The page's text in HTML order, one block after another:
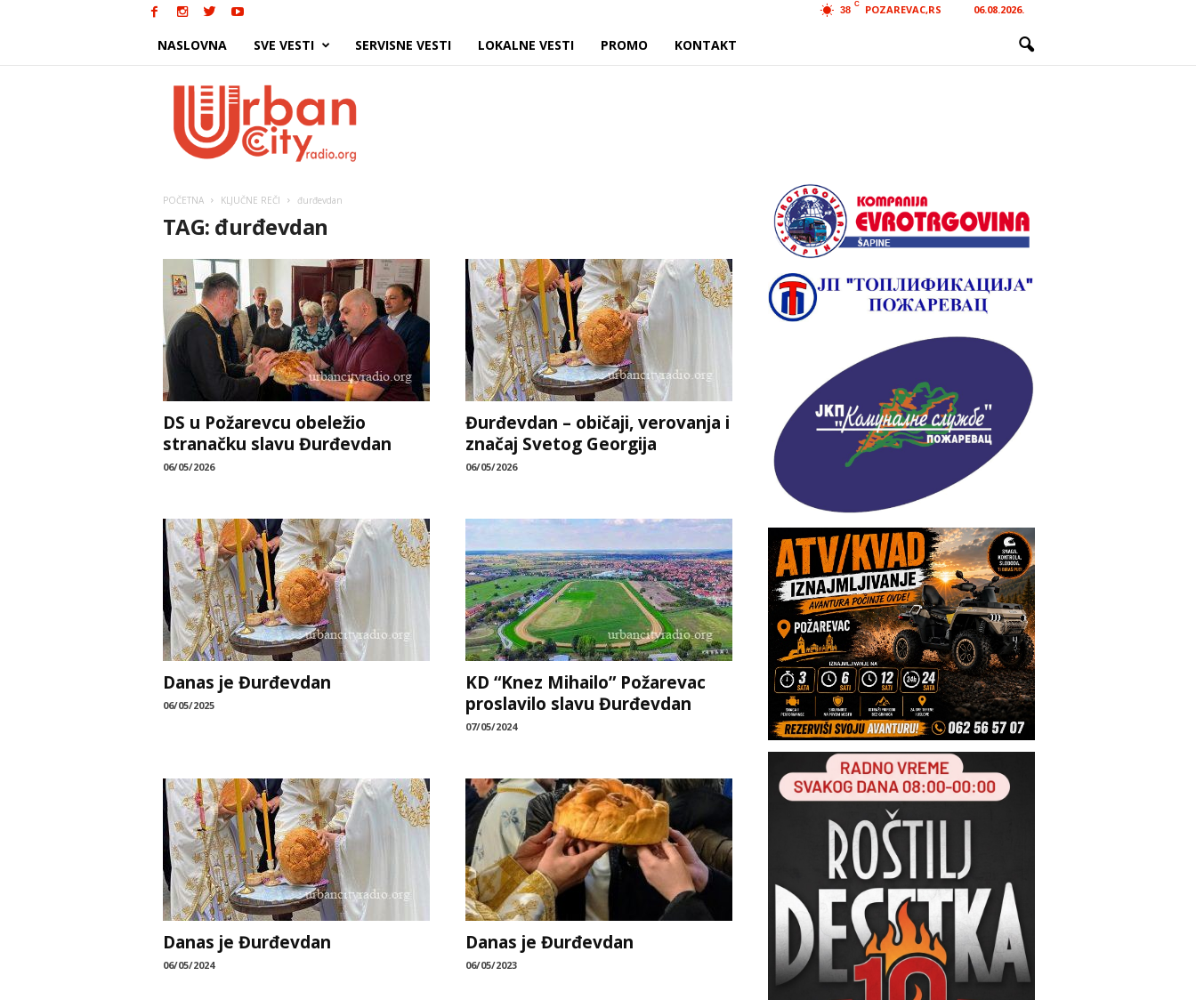
38
C POZAREVAC,RS 06.08.2026.
NASLOVNA SVE VESTI SERVISNE VESTI LOKALNE VESTI PROMO KONTAKT
POČETNA KLJUČNE REČI đurđevdan
TAG: đurđevdan
DS u Požarevcu obeležio
stranačku slavu Đurđevdan
06/05/2026
Đurđevdan – običaji, verovanja i
značaj Svetog Georgija
06/05/2026
Danas je Đurđevdan
06/05/2025
KD “Knez Mihailo” Požarevac
proslavilo slavu Đurđevdan
07/05/2024
Danas je Đurđevdan
06/05/2024
Danas je Đurđevdan
06/05/2023